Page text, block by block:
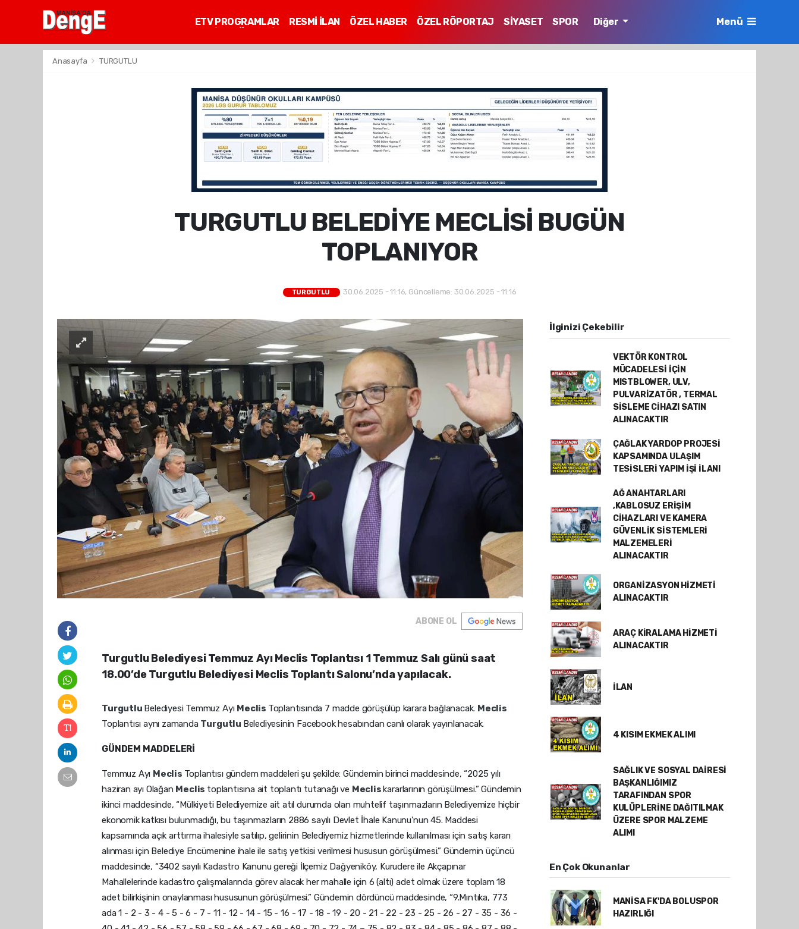
ETV PROGRAMLAR RESMİ İLAN ÖZEL HABER ÖZEL RÖPORTAJ SİYASET
SPOR
Diğer Menü
Anasayfa TURGUTLU
TURGUTLU BELEDİYE MECLİSİ BUGÜN
TOPLANIYOR
TURGUTLU 30.06.2025 - 11:16, Güncelleme: 30.06.2025 - 11:16
ABONE OL
Turgutlu Belediyesi Temmuz Ayı Meclis Toplantısı 1 Temmuz Salı günü saat
18.00’de Turgutlu Belediyesi Meclis Toplantı Salonu’nda yapılacak.
Turgutlu Belediyesi Temmuz Ayı Meclis Toplantısında 7 madde görüşülüp karara bağlanacak. Meclis
Toplantısı aynı zamanda Turgutlu Belediyesinin Facebook hesabından canlı olarak yayınlanacak.
GÜNDEM MADDELERİ
Temmuz Ayı Meclis Toplantısı gündem maddeleri şu şekilde: Gündemin birinci maddesinde, “2025 yılı
haziran ayı Olağan Meclis toplantısına ait toplantı tutanağı ve Meclis kararlarının görüşülmesi.” Gündemin
ikinci maddesinde, “Mülkiyeti Belediyemize ait atıl durumda olan muhtelif taşınmazların Belediyemize hiçbir
ekonomik katkısı bulunmadığı, bu taşınmazların 2886 sayılı Devlet İhale Kanunu'nun 45. Maddesi
kapsamında açık arttırma ihalesiyle satılıp, gelirinin Belediyemiz hizmetlerinde kullanılması için satış kararı
alınması için Belediye Encümenine ihale ile satış yetkisi verilmesi hususun görüşülmesi.” Gündemin üçüncü
maddesinde, “3402 sayılı Kadastro Kanunu gereği İlçemiz Dağyeniköy, Kurudere ile Akçapınar
Mahallelerinde kadastro çalışmalarında görev alacak her mahalle için 6 (altı) adet olmak üzere toplam 18
adet bilirkişinin onaylanması hususunun görüşülmesi.” Gündemin dördüncü maddesinde, “9.Mıntıka, 773
ada 1 - 2 - 3 - 4 - 5 - 6 - 7 - 11 - 12 - 14 - 15 - 16 - 17 - 18 - 19 - 20 - 21 - 22 - 23 - 25 - 26 - 27 - 35 - 36 -
İlginizi Çekebilir
VEKTÖR KONTROL
MÜCADELESİ İÇİN
MISTBLOWER, ULV,
PULVARİZATÖR , TERMAL
SİSLEME CİHAZI SATIN
ALINACAKTIR
ÇAĞLAK YARDOP PROJESİ
KAPSAMINDA ULAŞIM
TESİSLERİ YAPIM İŞİ İLANI
AĞ ANAHTARLARI
,KABLOSUZ ERİŞİM
CİHAZLARI VE KAMERA
GÜVENLİK SİSTEMLERİ
MALZEMELERİ
ALINACAKTIR
ORGANİZASYON HİZMETİ
ALINACAKTIR
ARAÇ KİRALAMA HİZMETİ
ALINACAKTIR
İLAN
4 KISIM EKMEK ALIMI
SAĞLIK VE SOSYAL DAİRESİ
BAŞKANLIĞIMIZ
TARAFINDAN SPOR
KULÜPLERİNE DAĞITILMAK
ÜZERE SPOR MALZEME
ALIMI
En Çok Okunanlar
MANİSA FK'DA BOLUSPOR
HAZIRLIĞI